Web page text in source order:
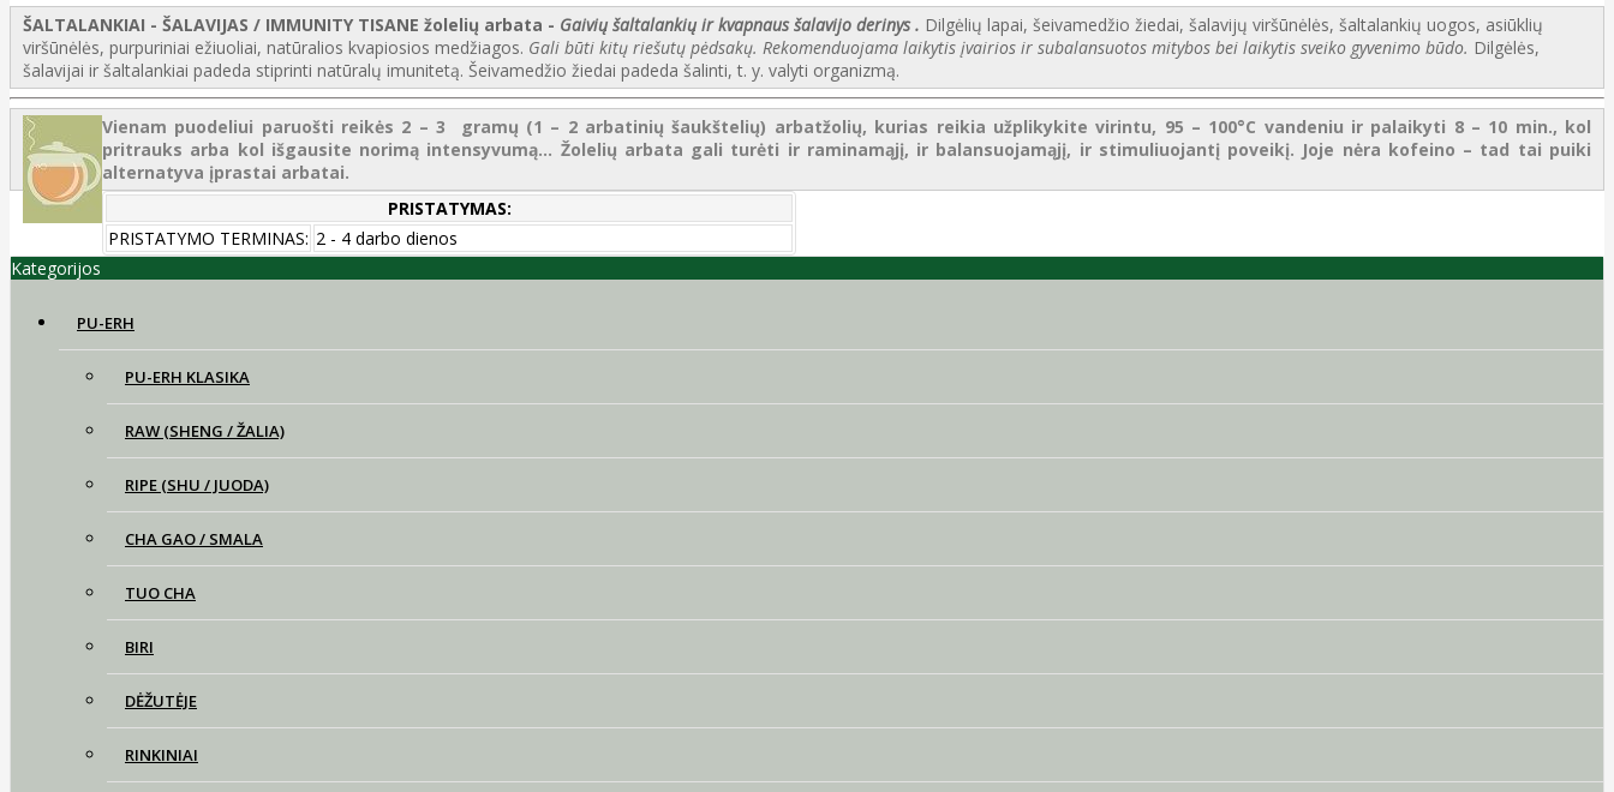
ŠALTALANKIAI - ŠALAVIJAS / IMMUNITY TISANE žolelių arbata - Gaivių šaltalankių ir kvapnaus šalavijo derinys. Dilgėlių lapai, šeivamedžio žiedai, šalavijų viršūnėlės, šaltalankių uogos, asiūklių
viršūnėlės, purpuriniai ežiuoliai, natūralios kvapiosios medžiagos. Gali būti kitų riešutų pėdsakų. Rekomenduojama laikytis įvairios ir subalansuotos mitybos bei laikytis sveiko gyvenimo būdo. Dilgėlės,
šalavijai ir šaltalankiai padeda stiprinti natūralų imunitetą. Šeivamedžio žiedai padeda šalinti, t. y. valyti organizmą.
Vienam puodeliui paruošti reikės 2 – 3 gramų (1 – 2 arbatinių šaukštelių) arbatžolių, kurias reikia užplikykite virintu, 95 – 100°C vandeniu ir palaikyti 8 – 10 min., kol
pritrauks arba kol išgausite norimą intensyvumą... Žolelių arbata gali turėti ir raminamąjį, ir balansuojamąjį, ir stimuliuojantį poveikį. Joje nėra kofeino – tad tai puiki
alternatyva įprastai arbatai.
PRISTATYMAS:
PRISTATYMO TERMINAS: 2 - 4 darbo dienos
Kategorijos
PU-ERH
PU-ERH KLASIKA
RAW (SHENG / ŽALIA)
RIPE (SHU / JUODA)
CHA GAO / SMALA
TUO CHA
BIRI
DĖŽUTĖJE
RINKINIAI